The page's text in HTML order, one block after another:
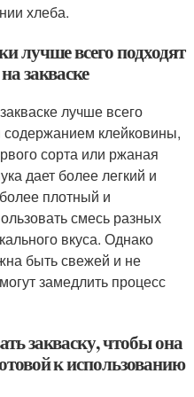
хлеба.
лучше всего подходят
закваске
лучше всего
содержанием клейковины,
сорта или ржаная
дает более легкий и
плотный и
смесь разных
вкуса. Однако
быть свежей и не
замедлить процесс
закваску, чтобы она
к использованию